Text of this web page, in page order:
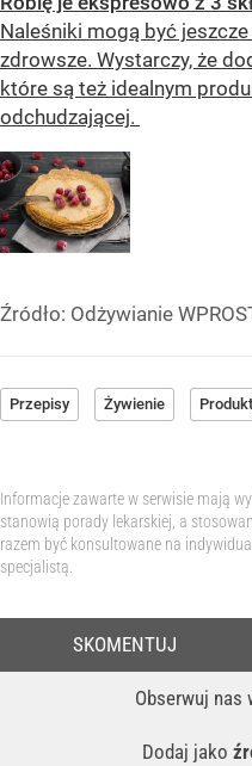
Naleśniki mogą być
zdrowsze. Wystarczy, że
które są też idealnym
odchudzającej.
Źródło: Odżywianie
Przepisy Żywienie
Informacje zawarte w serwisie mają
stanowią porady lekarskiej, a
razem być konsultowane na
specjalistą.
Obserwuj nas
Dodaj jako
SKOMENTUJ